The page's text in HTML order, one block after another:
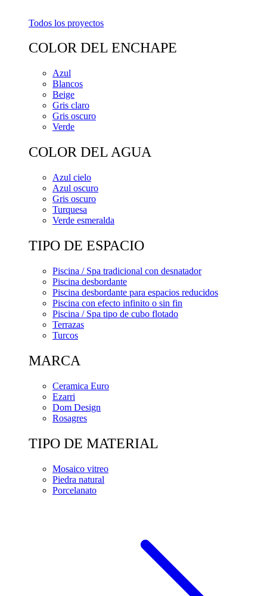
Todos los proyectos
COLOR DEL ENCHAPE
Azul
Blancos
Beige
Gris claro
Gris oscuro
Verde
COLOR DEL AGUA
Azul cielo
Azul oscuro
Gris oscuro
Turquesa
Verde esmeralda
TIPO DE ESPACIO
Piscina / Spa tradicional con desnatador
Piscina desbordante
Piscina desbordante para espacios reducidos
Piscina con efecto infinito o sin fin
Piscina / Spa tipo de cubo flotado
Terrazas
Turcos
MARCA
Ceramica Euro
Ezarri
Dom Design
Rosagres
TIPO DE MATERIAL
Mosaico vitreo
Piedra natural
Porcelanato